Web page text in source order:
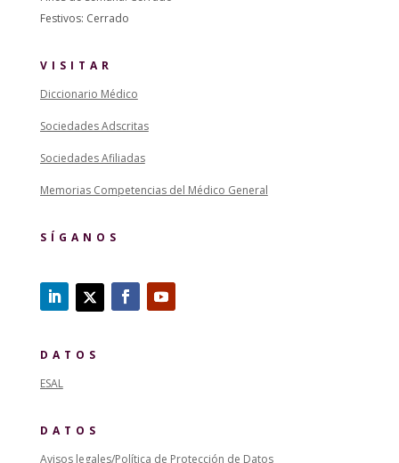
Festivos: Cerrado
VISITAR
Diccionario Médico
Sociedades Adscritas
Sociedades Afiliadas
Memorias Competencias del Médico General
SÍGANOS
DATOS
ESAL
DATOS
Avisos legales/Política de Protección de Datos